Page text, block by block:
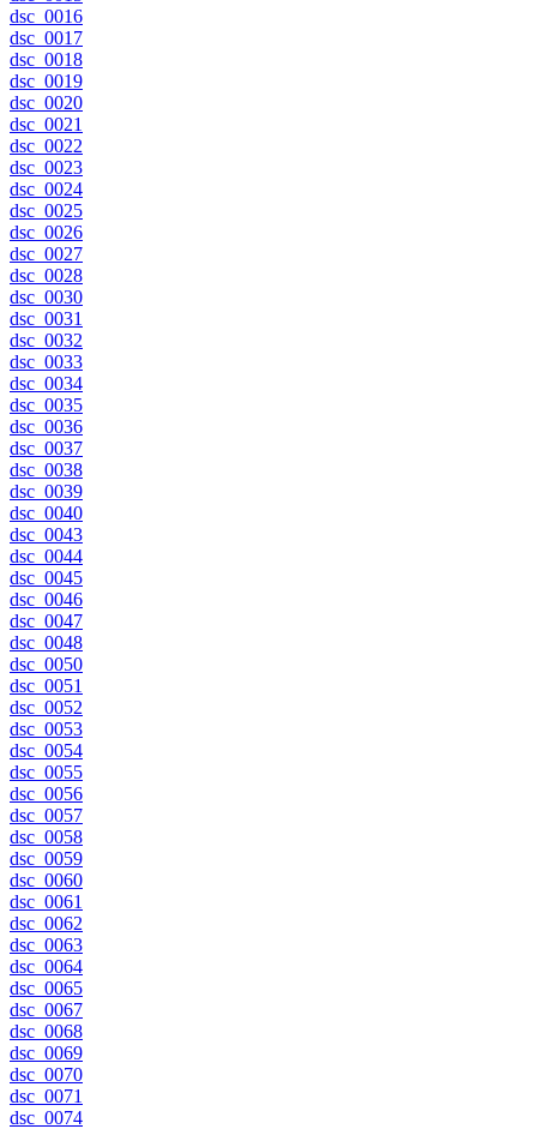
dsc_0016
dsc_0017
dsc_0018
dsc_0019
dsc_0020
dsc_0021
dsc_0022
dsc_0023
dsc_0024
dsc_0025
dsc_0026
dsc_0027
dsc_0028
dsc_0030
dsc_0031
dsc_0032
dsc_0033
dsc_0034
dsc_0035
dsc_0036
dsc_0037
dsc_0038
dsc_0039
dsc_0040
dsc_0043
dsc_0044
dsc_0045
dsc_0046
dsc_0047
dsc_0048
dsc_0050
dsc_0051
dsc_0052
dsc_0053
dsc_0054
dsc_0055
dsc_0056
dsc_0057
dsc_0058
dsc_0059
dsc_0060
dsc_0061
dsc_0062
dsc_0063
dsc_0064
dsc_0065
dsc_0067
dsc_0068
dsc_0069
dsc_0070
dsc_0071
dsc_0074